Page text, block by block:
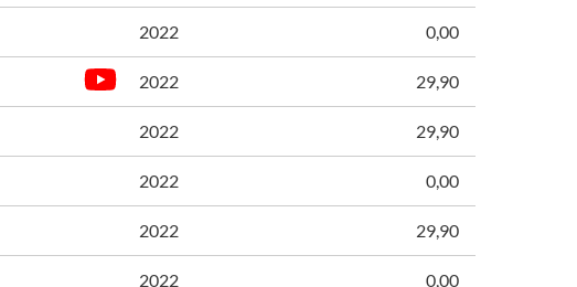
2022 0,00
2022 29,90
2022 29,90
2022 0,00
2022 29,90
2022 0,00